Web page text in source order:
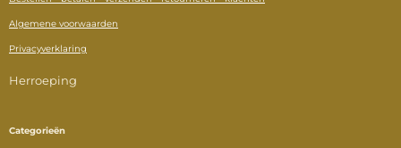
Algemene voorwaarden
Privacyverklaring
Herroeping
Categorieën